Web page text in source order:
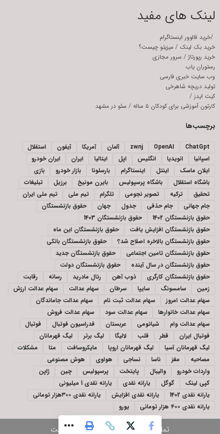
لینک های مفید
/خرید فالوور اینستاگرام
خرید بک لینک / میزیتو چیست؟
خرید رپورتاژ / سرور مجازی
رستوران یاب
وب سایت خبری فارسی
تولید دریچه شاهرخی
کیت ایدز /
کارتون آموزشی برای کودکان ۵ ساله
/ سئو در مشهد
برچسب‌ها
ChatGpt
OpenAI
zwnj آلمان آمریکا آیفون
استقلال
اسپانیا
انویدیا انگلیس اپل ایتالیا ایران
ایران خودرو
ایلان ماسک
اینتل اینستاگرام بارسلونا بازار خودرو
بازی
باشگاه استقلال
باشگاه پرسپولیس بایرن مونیخ برزیل
تبلیغات
تحقیق
ترکیه تصویر نجومی تلگرام تیم ملی
تیم ملی ایران
جام جهانی
جام حذفی جدول جهان
حقوق بازنشستگان
حقوق بازنشستگان 1402
حقوق بازنشستگان 1403
حقوق بازنشستگان افزایش یافت
حقوق بازنشستگان این ماه
حقوق بازنشستگان بالاخره اصلاح شد؟
حقوق بازنشستگان بانکی
حقوق بازنشستگان تامین اجتماعی
حقوق بازنشستگان جدید
حقوق بازنشستگان در سال آینده
حقوق بازنشستگان دولت
حقوق بازنشستگان کارگری
ذوب آهن رئال مادرید رسانه
رقابت
زمین
سامسونگ سایپا سرطان سهام عدالت
سهام عدالت ارزش
سهام عدالت امروز
سهام عدالت ثبت نام
سهام عدالت جاماندگان
سهام عدالت خانوارها
سهام عدالت سود
سهام عدالت فروش
سهام عدالت وام
شیائومی عربستان فدراسیون فوتبال
فوتبال
فوتبال ایران
قطر قلب لالیگا لیگ برتر
لیگ قهرمانان
لیگ قهرمانان آسیا
لیگ قهرمانان اروپا مایکروسافت متا
مشکلات
مصاحبه
مغز ناسا نساجی هواوی
هوش مصنوعی
واردات خودرو
والیبال پایتخت پرسپولیس چین
ژاپن
کپی لینک
گوگل یارانه نقدی
یارانه نقدی 1 میلیونی
یارانه نقدی 1402
یارانه نقدی افزایش
یارانه نقدی ۳۰۰هزار تومانی
یارانه نقدی ۴۰۰ هزار تومانی
یورو
تمام حقوق نزدآفتاب شرقمحفوظ است